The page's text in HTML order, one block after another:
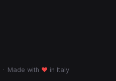
· Made with ♥ in Italy